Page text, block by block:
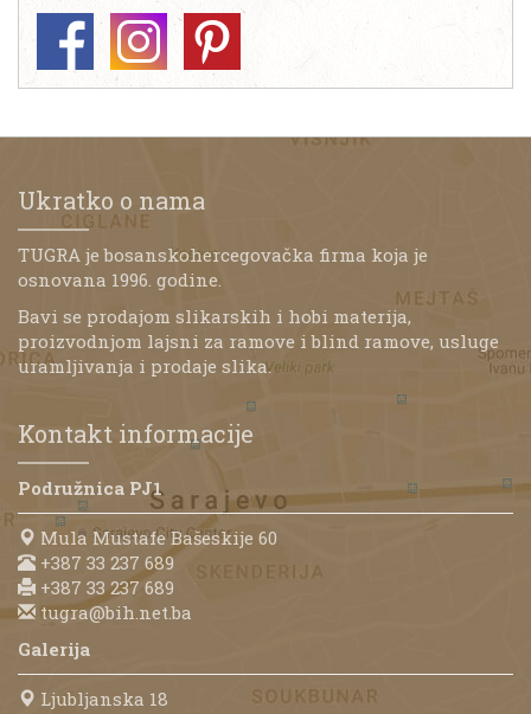
Ukratko o nama
TUGRA je bosanskohercegovačka firma koja je
osnovana 1996. godine.
Bavi se prodajom slikarskih i hobi materija,
proizvodnjom lajsni za ramove i blind ramove, usluge
uramljivanja i prodaje slika.
Kontakt informacije
Podružnica PJ1
Mula Mustafe Bašeskije 60
+387 33 237 689
+387 33 237 689
tugra@bih.net.ba
Galerija
Ljubljanska 18